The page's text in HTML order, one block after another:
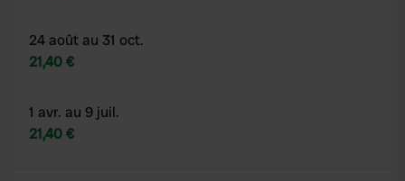
24 août au 31 oct.
21,40 €
1 avr. au 9 juil.
21,40 €